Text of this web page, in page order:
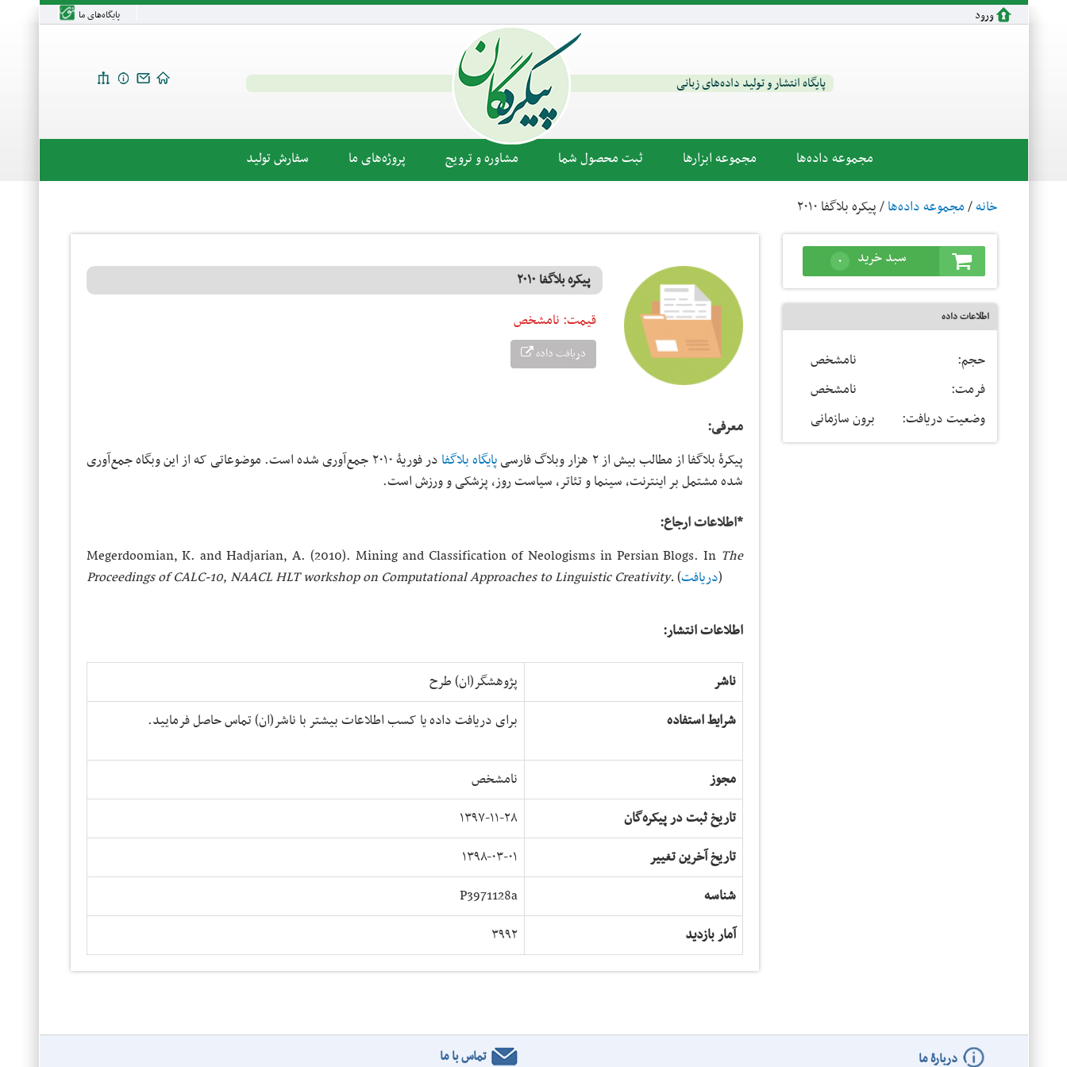
رفتن به محتوای اصلی
ورود پایگاه‌های ما
پایگاه انتشار و تولید داده‌های زبانی
مجموعه داده‌ها مجموعه ابزارها ثبت محصول شما مشاوره و ترویج پروژه‌های ما سفارش تولید
خانه/مجموعه داده‌ها/ پیکره بلاگفا ۲۰۱۰
۰ سبد خرید
اطلاعات داده
حجم:
نامشخص
فرمت:
نامشخص
وضعیت دریافت:
برون سازمانی
پیکره بلاگفا ۲۰۱۰
قیمت: نامشخص
دریافت داده
معرفی:
پیکرۀ بلاگفا از مطالب بیش از ۲ هزار وبلاگ فارسی
پایگاه بلاگفا
در فوریۀ ۲۰۱۰ جمع‌آوری شده است. موضوعاتی که از این وبگاه جمع‌آوری
شده مشتمل بر اینترنت، سینما و تئاتر، سیاست روز، پزشکی و ورزش است.
*اطلاعات ارجاع:
Megerdoomian, K.‎ and Hadjarian, A.‎ (2010)‎.‎ Mining and Classification of Neologisms in Persian Blogs.‎ In The
Proceedings of CALC-10, NAACL HLT workshop on Computational Approaches to Linguistic Creativity.‎(دریافت)
اطلاعات انتشار:
ناشر
پژوهشگر(ان) طرح
شرایط استفاده
برای دریافت داده یا کسب اطلاعات بیشتر با ناشر(ان) تماس حاصل فرمایید.
مجوز
نامشخص
تاریخ ثبت در پیکره‌گان
۱۳۹۷-۱۱-۲۸
تاریخ آخرین تغییر
۱۳۹۸-۰۳-۰۱
شناسه
P3971128a
آمار بازدید
۳۹۹۲
دربارۀ ما تماس با ما